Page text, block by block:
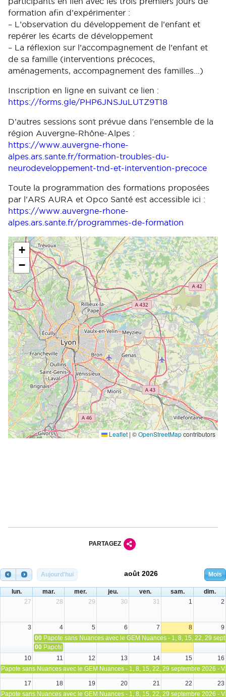
formation afin d’expérimenter :
– L’observation du développement de l’enfant et
repérer les écarts de développement
– La réflexion sur l’accompagnement de l’enfant et
de sa famille (interventions précoces,
aménagements, accompagnement des familles…)
Inscription en ligne en suivant ce lien :
https://forms.gle/PHP6JNSJuLUTZ9T18
D’autres sessions sont prévue dans l’ensemble de la
région Auvergne-Rhône-Alpes :
https://www.auvergne-rhone-
alpes.ars.sante.fr/formation-troubles-du-
neurodeveloppement-tnd-et-intervention-precoce
Toute la programmation des formations proposées
par l’ARS AURA et Opco Santé est accessible ici :
https://www.auvergne-rhone-
alpes.ars.sante.fr/programmes-de-formation
+
−
Leaflet | ©OpenStreetMapcontributors
PARTAGEZ
Aujourd'hui Mois
août 2026
lun. mar. mer. jeu. ven. sam.
dim.
27
28 29 30 31 1 2
3 4 5 6 7 8
9
00 Papote sans Nuances avec le GEM Nuances - 1, 8, 15, 22, 29
00 Papote sans Nuances avec le GEM Nuances - 4, 11 et 24 août
10
11 12 13 14 15
16
Papote sans Nuances avec le GEM Nuances - 1, 8, 15, 22, 29 septembre 2026 -
17 18 19 20 21 22
23
Papote sans Nuances avec le GEM Nuances - 1, 8, 15, 22, 29 septembre 2026 -